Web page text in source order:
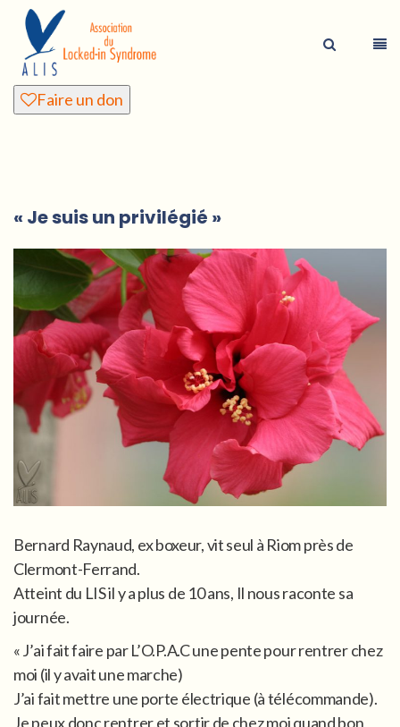
Faire un don
« Je suis un privilégié »
Bernard Raynaud, ex boxeur, vit seul à Riom près de
Clermont-Ferrand.
Atteint du LIS il y a plus de 10 ans, Il nous raconte sa
journée.
« J’ai fait faire par L’O.P.A.C une pente pour rentrer chez
moi (il y avait une marche)
J’ai fait mettre une porte électrique (à télécommande).
Je peux donc rentrer,et sortir de chez moi quand bon